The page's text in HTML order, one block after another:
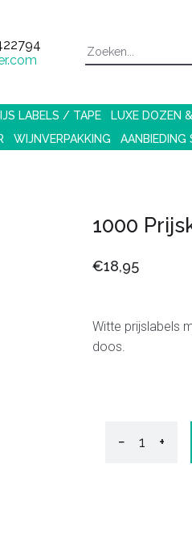
LABELS / TAPE LUXE DOZEN
WIJNVERPAKKING AANBIEDING
1000
€18,95
Witte prijslabels
doos.
− +